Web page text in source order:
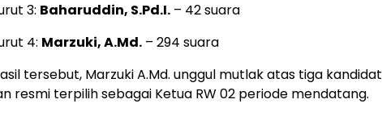
3: Baharuddin, S.Pd.I. – 42 suara
4: Marzuki, A.Md. – 294 suara
tersebut, Marzuki A.Md. unggul mutlak atas tiga kandidat
resmi terpilih sebagai Ketua RW 02 periode mendatang.